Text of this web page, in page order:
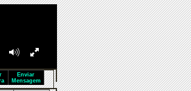
Enviar
Mensagem